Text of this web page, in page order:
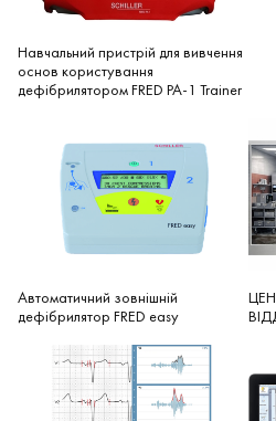
Навчальний пристрій для вивчення
основ користування
дефібрилятором FRED PA-1 Trainer
Автоматичний зовнішній
дефібрилятор FRED easy